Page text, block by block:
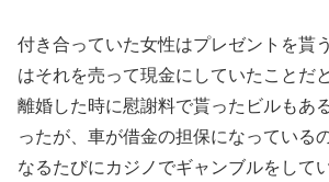
付き合っていた女性はプレゼントを貰
はそれを売って現金にしていたことだ
離婚した時に慰謝料で貰ったビルもあ
ったが、車が借金の担保になっている
なるたびにカジノでギャンブルをして